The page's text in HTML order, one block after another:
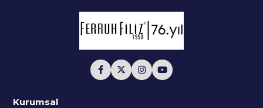
Kurumsal